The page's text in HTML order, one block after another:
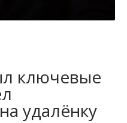
ключевые
удалёнку